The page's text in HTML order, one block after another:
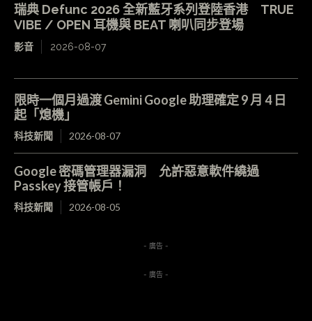
瑞典 Defunc 2026 全新藍牙系列登陸香港 TRUE
VIBE / OPEN 耳機與 BEAT 喇叭同步登場
影音 2026-08-07
限時一個月過渡 Gemini Google 助理確定 9 月 4 日
起「熄機」
科技新聞 2026-08-07
Google 密碼管理器漏洞 允許惡意軟件繞過
Passkey 接管帳戶！
科技新聞 2026-08-05
- 廣告 -
- 廣告 -